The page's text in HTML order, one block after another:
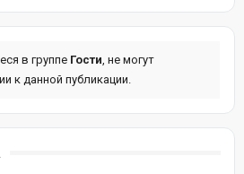
в группе Гости, не могут
к данной публикации.